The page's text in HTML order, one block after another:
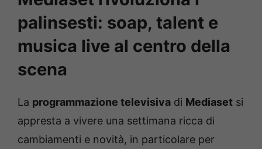
palinsesti: soap, talent e
musica live al centro della
scena
La programmazione televisiva di Mediaset si
appresta a vivere una settimana ricca di
cambiamenti e novità, in particolare per